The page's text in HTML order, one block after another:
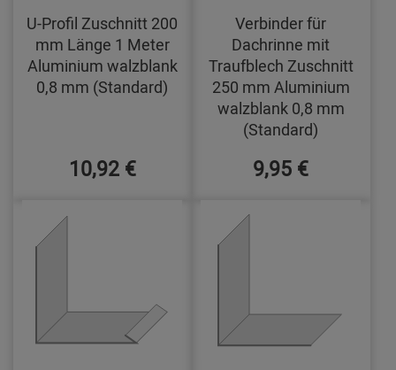
U-Profil Zuschnitt 200
mm Länge 1 Meter
Aluminium walzblank
0,8 mm (Standard)
10,92 €
Verbinder für
Dachrinne mit
Traufblech Zuschnitt
250 mm Aluminium
walzblank 0,8 mm
(Standard)
9,95 €